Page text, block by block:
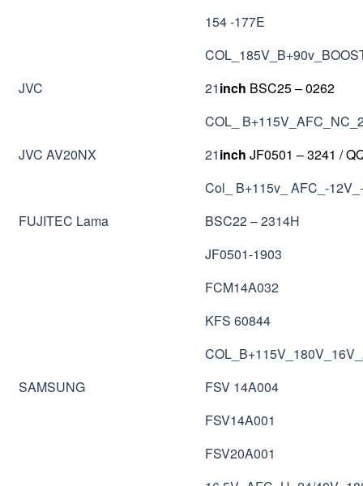
154 -177E
JVC
21inch BSC25 – 0262
COL_
JVC AV20NX
21inch JF0501 – 3241 /
Col_ B+115v_ AFC_-
FUJITEC Lama
BSC22 – 2314H
JF0501-1903
FCM14A032
KFS 60844
SAMSUNG
FSV 14A004
FSV14A001
FSV20A001